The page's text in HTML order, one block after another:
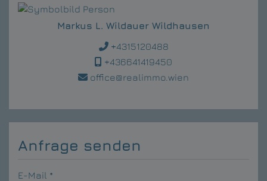
Markus L. Wildauer Wildhausen
+4315120488
+436641419450
office@realimmo.wien
Anfrage senden
E-Mail